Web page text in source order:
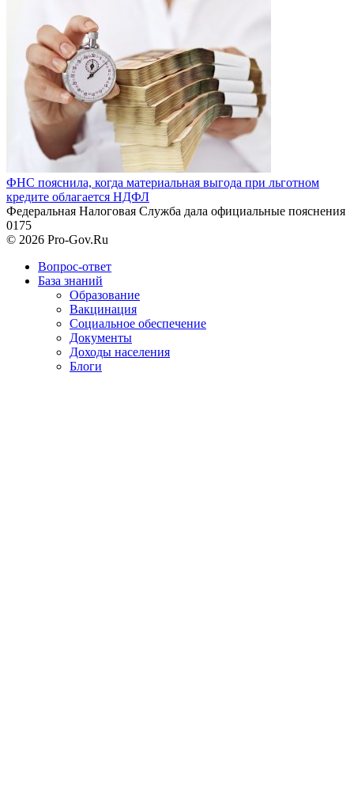
ФНС пояснила, когда материальная выгода при льготном
кредите облагается НДФЛ
Федеральная Налоговая Служба дала официальные пояснения
0175
© 2026 Pro-Gov.Ru
Вопрос-ответ
База знаний
Образование
Вакцинация
Социальное обеспечение
Документы
Доходы населения
Блоги